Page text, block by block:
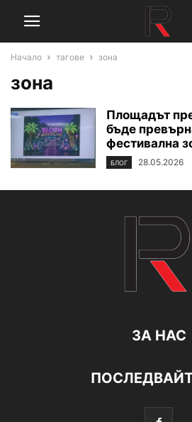
Начало тагове зона
зона
Площадът
бъде
фестивална
БЛОГ 28.05.2026
ЗА НАС